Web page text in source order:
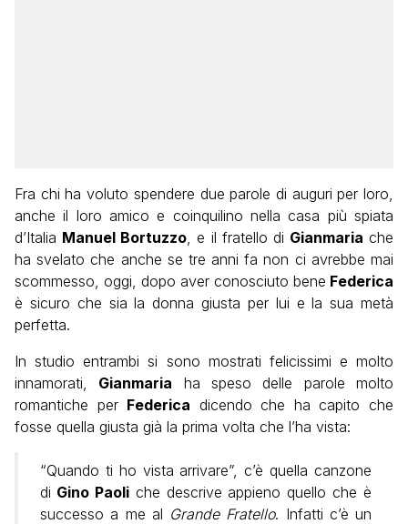
Fra chi ha voluto spendere due parole di auguri per loro,
anche il loro amico e coinquilino nella casa più spiata
d’Italia Manuel Bortuzzo , e il fratello di Gianmaria che
ha svelato che anche se tre anni fa non ci avrebbe mai
scommesso, oggi, dopo aver conosciuto bene Federica
è sicuro che sia la donna giusta per lui e la sua metà
perfetta.
In studio entrambi si sono mostrati felicissimi e molto
innamorati, Gianmaria ha speso delle parole molto
romantiche per Federica dicendo che ha capito che
fosse quella giusta già la prima volta che l’ha vista:
“Quando ti ho vista arrivare”, c’è quella canzone
di Gino Paoliche descrive appieno quello che è
successo a me al Grande Fratello. Infatti c’è un